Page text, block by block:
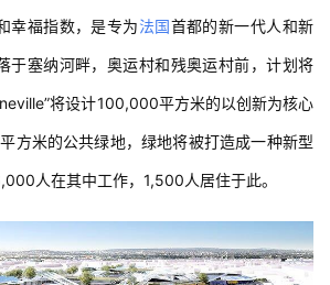
幸福指数，是专为法国首都的新一代人和新
于塞纳河畔，奥运村和残奥运村前，计划将
将设计100,000平方米的以创新为核心
方米的公共绿地，绿地将被打造成一种新型
人在其中工作，1,500人居住于此。